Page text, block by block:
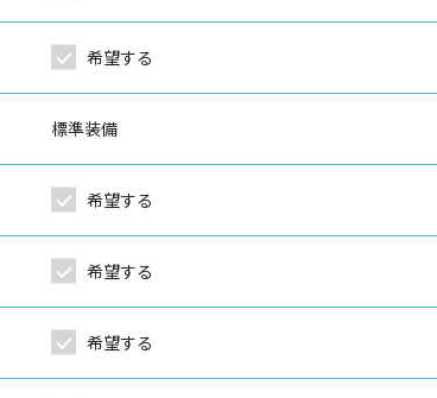
希望する
標準装備
希望する
希望する
希望する